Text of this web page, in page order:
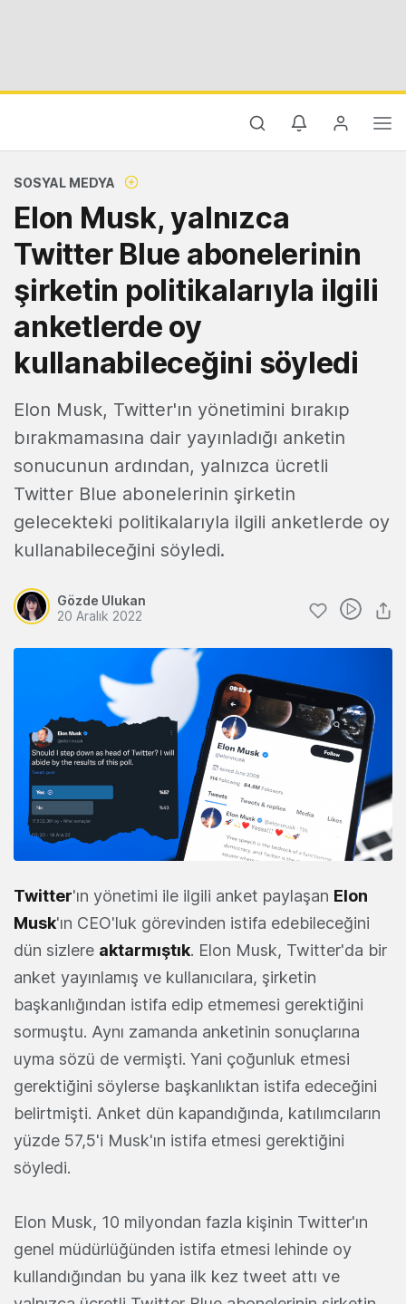
SOSYAL MEDYA
Elon Musk, yalnızca
Twitter Blue abonelerinin
şirketin politikalarıyla ilgili
anketlerde oy
kullanabileceğini söyledi
Elon Musk, Twitter'ın yönetimini bırakıp
bırakmamasına dair yayınladığı anketin
sonucunun ardından, yalnızca ücretli
Twitter Blue abonelerinin şirketin
gelecekteki politikalarıyla ilgili anketlerde oy
kullanabileceğini söyledi.
Gözde Ulukan
20 Aralık 2022
Twitter'ın yönetimi ile ilgili anket paylaşan Elon
Musk'ın CEO'luk görevinden istifa edebileceğini
dün sizlere aktarmıştık. Elon Musk, Twitter'da bir
anket yayınlamış ve kullanıcılara, şirketin
başkanlığından istifa edip etmemesi gerektiğini
sormuştu. Aynı zamanda anketinin sonuçlarına
uyma sözü de vermişti. Yani çoğunluk etmesi
gerektiğini söylerse başkanlıktan istifa edeceğini
belirtmişti. Anket dün kapandığında, katılımcıların
yüzde 57,5'i Musk'ın istifa etmesi gerektiğini
söyledi.
Elon Musk, 10 milyondan fazla kişinin Twitter'ın
genel müdürlüğünden istifa etmesi lehinde oy
kullandığından bu yana ilk kez tweet attı ve